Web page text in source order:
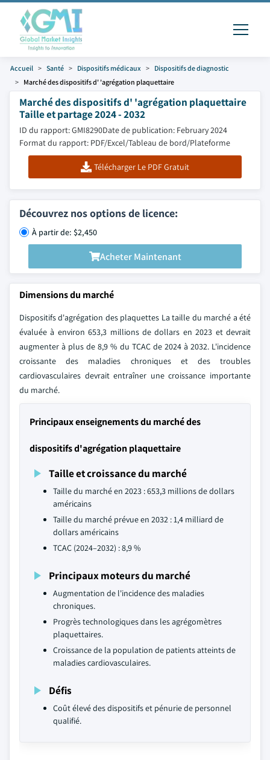
Accueil Santé Dispositifs médicaux
Dispositifs de diagnostic
Marché des dispositifs d' 'agrégation plaquettaire
Marché des dispositifs d' 'agrégation plaquettaire
Taille et partage 2024 - 2032
ID du rapport: GMI8290Date de publication: February 2024
Format du rapport: PDF/Excel/Tableau de bord/Plateforme
Télécharger Le PDF Gratuit
Découvrez nos options de licence:
À partir de: $2,450
Acheter Maintenant
Dimensions du marché
Dispositifs d'agrégation des plaquettes La taille du marché a été
évaluée à environ 653,3 millions de dollars en 2023 et devrait
augmenter à plus de 8,9 % du TCAC de 2024 à 2032. L'incidence
croissante des maladies chroniques et des troubles
cardiovasculaires devrait entraîner une croissance importante
du marché.
Principaux enseignements du marché des
dispositifs d'agrégation plaquettaire
Taille et croissance du marché
Taille du marché en 2023 : 653,3 millions de dollars
américains
Taille du marché prévue en 2032 : 1,4 milliard de
dollars américains
TCAC (2024–2032) : 8,9 %
Principaux moteurs du marché
Augmentation de l'incidence des maladies
chroniques.
Progrès technologiques dans les agrégomètres
plaquettaires.
Croissance de la population de patients atteints de
maladies cardiovasculaires.
Défis
Coût élevé des dispositifs et pénurie de personnel
qualifié.